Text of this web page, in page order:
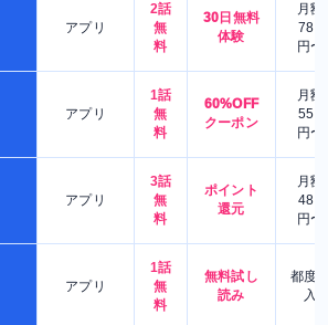
アプリ
2話
無
料
30日無料
体験
月額
780
円〜
アプリ
1話
無
料
60%OFF
クーポン
月額
550
円〜
アプリ
3話
無
料
ポイント
還元
月額
480
円〜
アプリ
1話
無
料
無料試し
読み
都度
入